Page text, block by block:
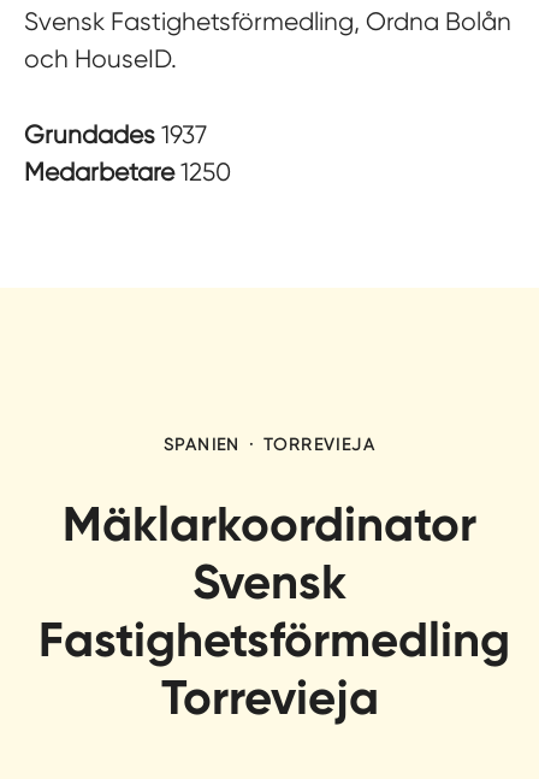
Svensk Fastighetsförmedling, Ordna Bolån
och HouseID.
Grundades 1937
Medarbetare1250
SPANIEN · TORREVIEJA
Mäklarkoordinator
Svensk
Fastighetsförmedling
Torrevieja